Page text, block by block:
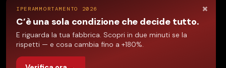
TELEFONO
+39 035 249852
EMAIL
info@sivaf.it
×
IPERAMMORTAMENTO 2026
C’è una sola condizione che decide tutto.
E riguarda la tua fabbrica. Scopri in due minuti se la
rispetti — e cosa cambia fino a +180%.